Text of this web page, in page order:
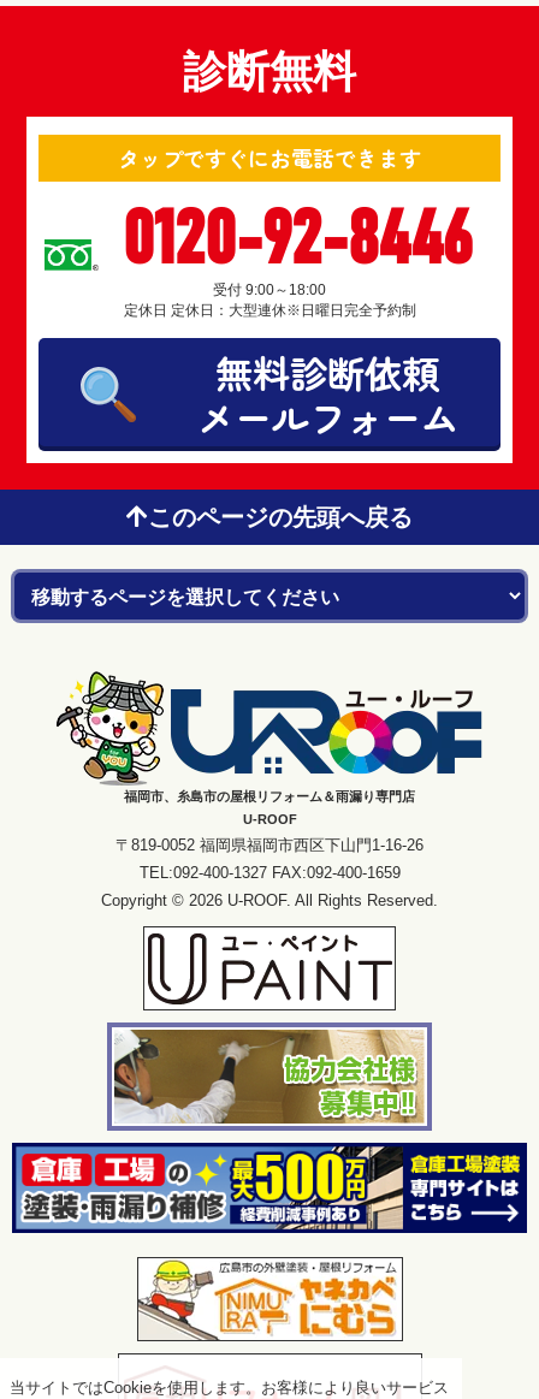
当サイトではCookieを使用します。お客様により良いサービス
診断無料
タップですぐにお電話できます
0120-92-8446
受付 9:00～18:00
定休日 定休日：大型連休※日曜日完全予約制
無料診断依頼
メールフォーム
このページの先頭へ戻る
福岡市、糸島市の屋根リフォーム＆雨漏り専門店
U-ROOF
〒819-0052 福岡県福岡市西区下山門1-16-26
TEL:092-400-1327 FAX:092-400-1659
Copyright © 2026 U-ROOF. All Rights Reserved.